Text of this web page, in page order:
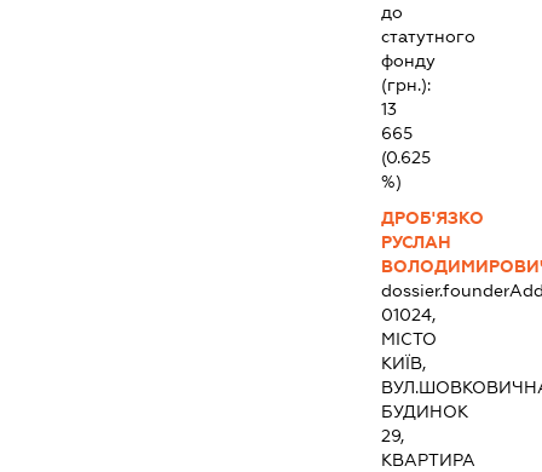
до
статутного
фонду
(грн.):
13
665
(0.625
%)
ДРОБ'ЯЗКО
РУСЛАН
01024,
МІСТО
КИЇВ,
БУДИНОК
29,
КВАРТИРА